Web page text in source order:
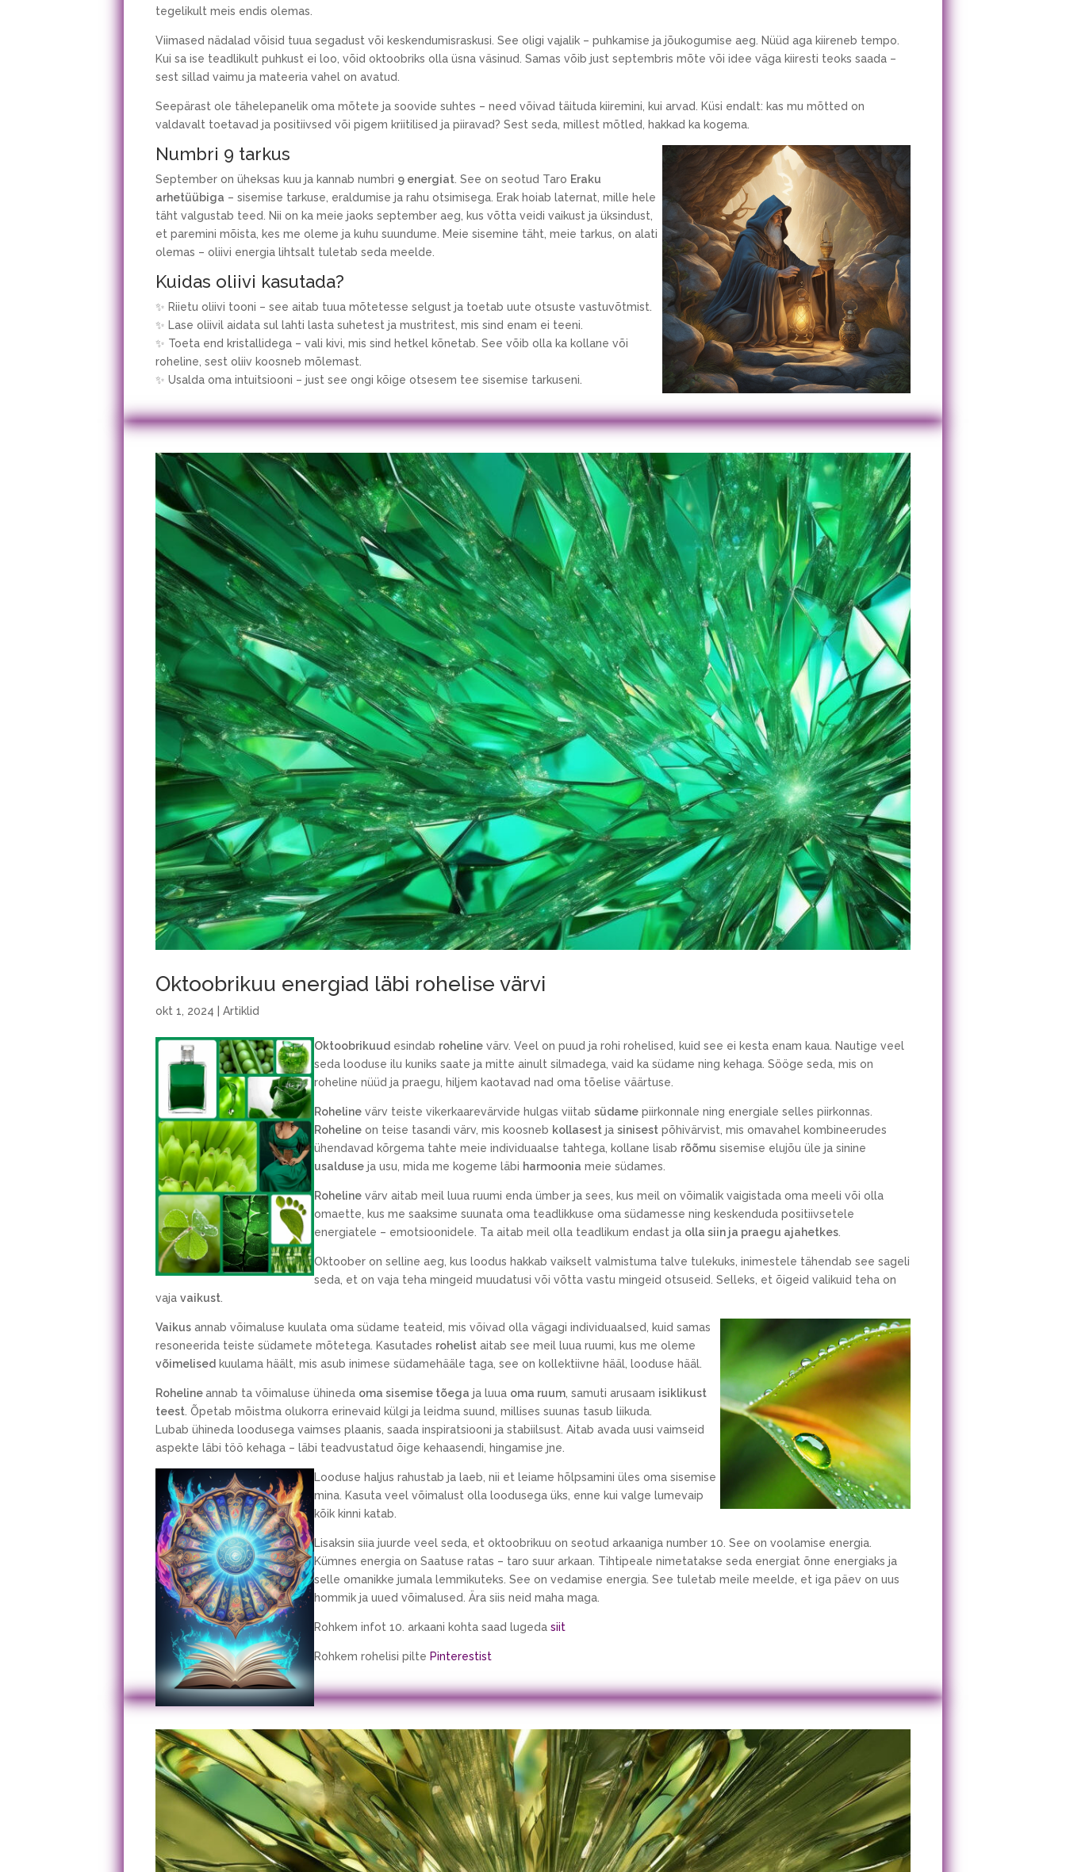
tegelikult meis endis olemas.
Viimased nädalad võisid tuua segadust või keskendumisraskusi. See oligi vajalik – puhkamise ja jõukogumise aeg. Nüüd aga kiireneb tempo.
Kui sa ise teadlikult puhkust ei loo, võid oktoobriks olla üsna väsinud. Samas võib just septembris mõte või idee väga kiiresti teoks saada –
sest sillad vaimu ja mateeria vahel on avatud.
Seepärast ole tähelepanelik oma mõtete ja soovide suhtes – need võivad täituda kiiremini, kui arvad. Küsi endalt: kas mu mõtted on
valdavalt toetavad ja positiivsed või pigem kriitilised ja piiravad? Sest seda, millest mõtled, hakkad ka kogema.
Numbri 9 tarkus
September on üheksas kuu ja kannab numbri 9 energiat. See on seotud Taro Eraku
arhetüübiga – sisemise tarkuse, eraldumise ja rahu otsimisega. Erak hoiab laternat, mille hele
täht valgustab teed. Nii on ka meie jaoks september aeg, kus võtta veidi vaikust ja üksindust,
et paremini mõista, kes me oleme ja kuhu suundume. Meie sisemine täht, meie tarkus, on alati
olemas – oliivi energia lihtsalt tuletab seda meelde.
Kuidas oliivi kasutada?
✨ Riietu oliivi tooni – see aitab tuua mõtetesse selgust ja toetab uute otsuste vastuvõtmist.
✨ Lase oliivil aidata sul lahti lasta suhetest ja mustritest, mis sind enam ei teeni.
✨ Toeta end kristallidega – vali kivi, mis sind hetkel kõnetab. See võib olla ka kollane või
roheline, sest oliiv koosneb mõlemast.
✨ Usalda oma intuitsiooni – just see ongi kõige otsesem tee sisemise tarkuseni.
Oktoobrikuu energiad läbi rohelise värvi
okt 1, 2024 Artiklid
Oktoobrikuud esindab rohelinevärv. Veel on puud ja rohi rohelised, kuid see ei kesta enam kaua. Nautige veel
seda looduse ilu kuniks saate ja mitte ainult silmadega, vaid ka südame ning kehaga. Sööge seda, mis on
roheline nüüd ja praegu, hiljem kaotavad nad oma tõelise väärtuse.
Rohelinevärv teiste vikerkaarevärvide hulgas viitab südamepiirkonnale ning energiale selles piirkonnas.
Rohelineon teise tasandi värv, mis koosneb kollasestja sinisestpõhivärvist, mis omavahel kombineerudes
ühendavad kõrgema tahte meie individuaalse tahtega, kollane lisab rõõmu sisemise elujõu üle ja sinine
usalduseja usu, mida me kogeme läbi harmoonia meie südames.
Rohelinevärv aitab meil luua ruumi enda ümber ja sees, kus meil on võimalik vaigistada oma meeli või olla
omaette, kus me saaksime suunata oma teadlikkuse oma südamesse ning keskenduda positiivsetele
energiatele – emotsioonidele. Ta aitab meil olla teadlikum endast ja olla siin ja praegu ajahetkes.
Oktoober on selline aeg, kus loodus hakkab vaikselt valmistuma talve tulekuks, inimestele tähendab see sageli
seda, et on vaja teha mingeid muudatusi või võtta vastu mingeid otsuseid. Selleks, et õigeid valikuid teha on
vaja vaikust.
Vaikusannab võimaluse kuulata oma südame teateid, mis võivad olla vägagi individuaalsed, kuid samas
resoneerida teiste südamete mõtetega. Kasutades rohelistaitab see meil luua ruumi, kus me oleme
võimelised kuulama häält, mis asub inimese südamehääle taga, see on kollektiivne hääl, looduse hääl.
Rohelineannab ta võimaluse ühineda oma sisemise tõega ja luua oma ruum, samuti arusaam isiklikust
teest. Õpetab mõistma olukorra erinevaid külgi ja leidma suund, millises suunas tasub liikuda.
Lubab ühineda loodusega vaimses plaanis, saada inspiratsiooni ja stabiilsust. Aitab avada uusi vaimseid
aspekte läbi töö kehaga – läbi teadvustatud õige kehaasendi, hingamise jne.
Looduse haljus rahustab ja laeb, nii et leiame hõlpsamini üles oma sisemise
mina. Kasuta veel võimalust olla loodusega üks, enne kui valge lumevaip
kõik kinni katab.
Lisaksin siia juurde veel seda, et oktoobrikuu on seotud arkaaniga number 10. See on voolamise energia.
Kümnes energia on Saatuse ratas – taro suur arkaan. Tihtipeale nimetatakse seda energiat õnne energiaks ja
selle omanikke jumala lemmikuteks. See on vedamise energia. See tuletab meile meelde, et iga päev on uus
hommik ja uued võimalused. Ära siis neid maha maga.
Rohkem infot 10. arkaani kohta saad lugeda siit
Rohkem rohelisi pilte Pinterestist